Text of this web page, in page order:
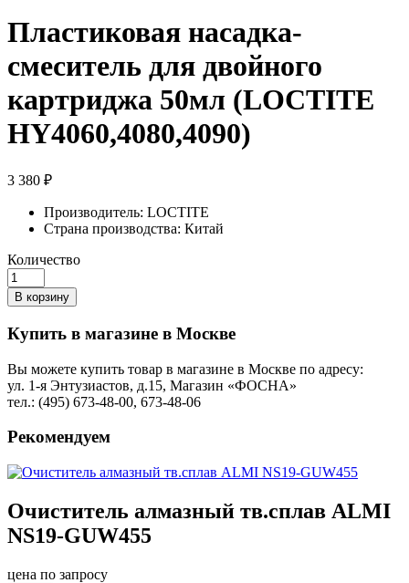
Пластиковая насадка-
смеситель для двойного
картриджа 50мл (LOCTITE
HY4060,4080,4090)
3 380 ₽
Производитель: LOCTITE
Страна производства: Китай
Количество
В корзину
Купить в магазине в Москве
Вы можете купить товар в магазине в Москве по адресу:
ул. 1-я Энтузиастов, д.15, Магазин «ФОСНА»
тел.: (495) 673-48-00, 673-48-06
Рекомендуем
Очиститель алмазный тв.сплав ALMI
NS19-GUW455
цена по запросу